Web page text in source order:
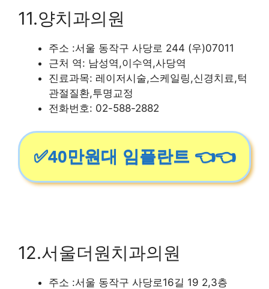
11.양치과의원
주소 :서울 동작구 사당로 244 (우)07011
근처 역: 남성역,이수역,사당역
진료과목: 레이저시술,스케일링,신경치료,턱
관절질환,투명교정
전화번호: 02-588-2882
✅40만원대 임플란트 👈👈
12.서울더원치과의원
주소 :서울 동작구 사당로16길 19 2,3층